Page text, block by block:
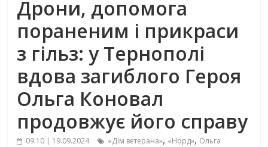
Дрони, допомога
пораненим і прикраси
з гільз: у Тернополі
вдова загиблого Героя
Ольга Коновал
продовжує його справу
09:10 | 19.09.2024 «Дім ветерана», «Норд», Ольга